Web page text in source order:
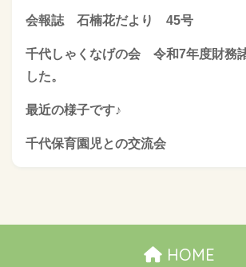
会報誌 石楠花だより 45号
千代しゃくなげの会 令和7年度財務
した。
最近の様子です♪
千代保育園児との交流会
HOME